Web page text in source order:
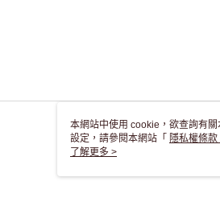
本網站中使用 cookie，欲查詢有
設定，請參閱本網站「 隱私權條款
使用 cookie。
了解更多 >